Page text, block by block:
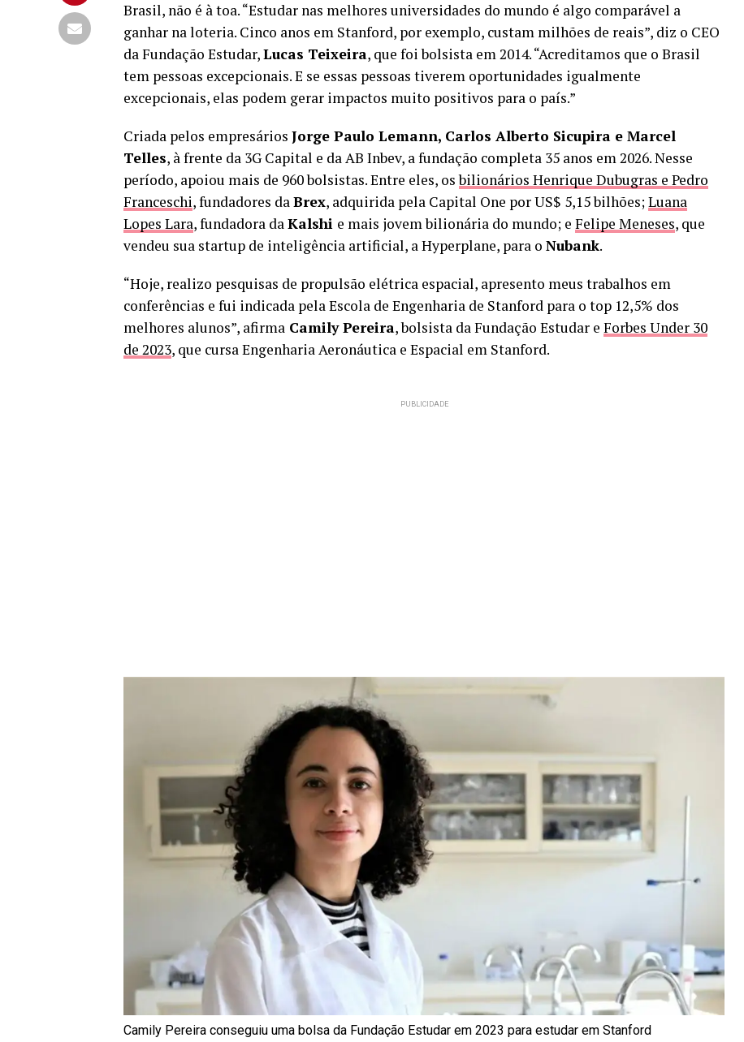
Brasil, não é à toa. “Estudar nas melhores universidades do mundo é algo comparável a
ganhar na loteria. Cinco anos em Stanford, por exemplo, custam milhões de reais”, diz o CEO
da Fundação Estudar,Lucas Teixeira, que foi bolsista em 2014. “Acreditamos que o Brasil
tem pessoas excepcionais. E se essas pessoas tiverem oportunidades igualmente
excepcionais, elas podem gerar impactos muito positivos para o país.”
Criada pelos empresários Jorge Paulo Lemann, Carlos Alberto Sicupira e Marcel
Telles, à frente da 3G Capital e da AB Inbev, a fundação completa 35 anos em 2026. Nesse
período, apoiou mais de 960 bolsistas. Entre eles, osbilionários Henrique Dubugras e Pedro
Franceschi, fundadores daBrex, adquirida pela Capital One por US$ 5,15 bilhões;Luana
Lopes Lara, fundadora daKalshi e mais jovem bilionária do mundo; e Felipe Meneses, que
vendeu sua startup de inteligência artificial, a Hyperplane, para o Nubank.
“Hoje, realizo pesquisas de propulsão elétrica espacial, apresento meus trabalhos em
conferências e fui indicada pela Escola de Engenharia de Stanford para o top 12,5% dos
melhores alunos”, afirma Camily Pereira, bolsista da Fundação Estudar e Forbes Under 30
de 2023, que cursa Engenharia Aeronáutica e Espacial em Stanford.
Camily Pereira conseguiu uma bolsa da Fundação Estudar em 2023 para estudar em Stanford